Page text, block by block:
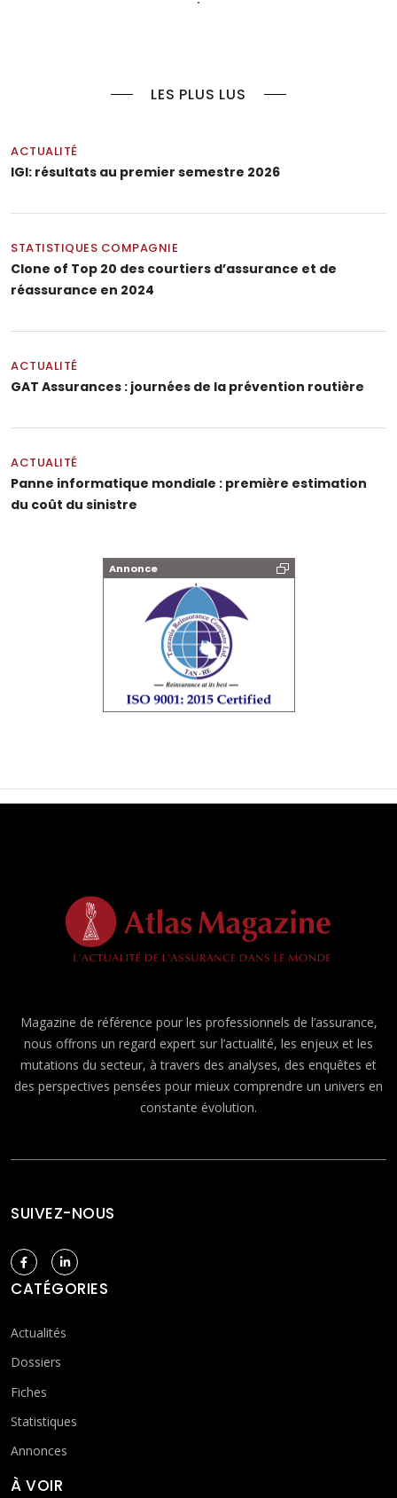
LES PLUS LUS
ACTUALITÉ
IGI: résultats au premier semestre 2026
STATISTIQUES COMPAGNIE
Clone of Top 20 des courtiers d’assurance et de
réassurance en 2024
ACTUALITÉ
GAT Assurances : journées de la prévention routière
ACTUALITÉ
Panne informatique mondiale : première estimation
du coût du sinistre
Annonce
Magazine de référence pour les professionnels de l’assurance,
nous offrons un regard expert sur l’actualité, les enjeux et les
mutations du secteur, à travers des analyses, des enquêtes et
des perspectives pensées pour mieux comprendre un univers en
constante évolution.
SUIVEZ-NOUS
CATÉGORIES
Actualités
Dossiers
Fiches
Statistiques
Annonces
À VOIR